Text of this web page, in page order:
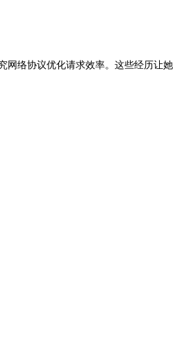
网络协议优化请求效率。这些经历让